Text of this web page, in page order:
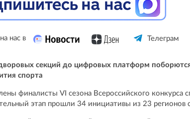
нас в Телеграм
секций до цифровых платформ
спорта
финалисты VI сезона Всероссийского конкурса
этап прошли 34 инициативы из 23 регионов